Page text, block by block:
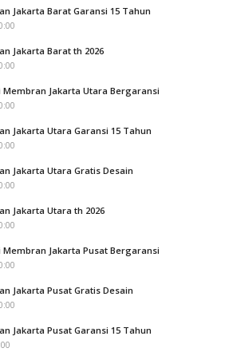
Jakarta Barat Garansi 15 Tahun
Jakarta Barat th 2026
Membran Jakarta Utara Bergaransi
Jakarta Utara Garansi 15 Tahun
Jakarta Utara Gratis Desain
Jakarta Utara th 2026
Membran Jakarta Pusat Bergaransi
Jakarta Pusat Gratis Desain
Jakarta Pusat Garansi 15 Tahun